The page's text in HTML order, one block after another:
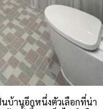
บ้านอีกหนึ่งตัวเลือกที่น่า